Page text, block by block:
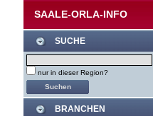
SAALE-ORLA-INFO
SUCHE
nur in dieser Region?
BRANCHEN